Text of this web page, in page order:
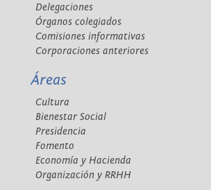
Delegaciones
Órganos colegiados
Comisiones informativas
Corporaciones anteriores
Áreas
Cultura
Bienestar Social
Presidencia
Fomento
Economía y Hacienda
Organización y RRHH